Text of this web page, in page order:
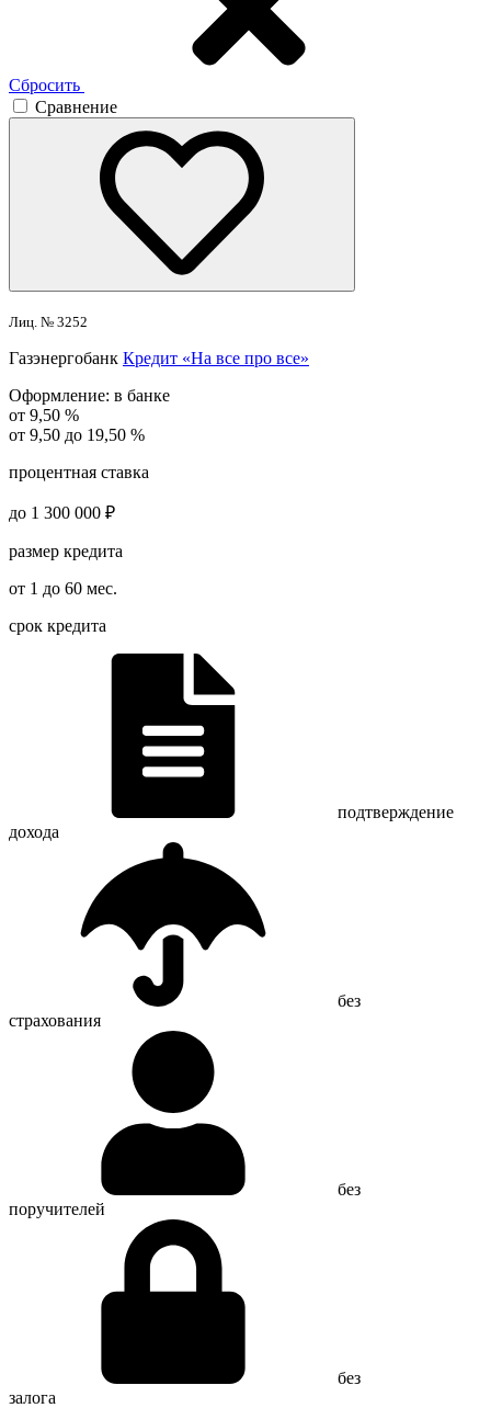
Сбросить
Сравнение
Лиц. № 3252
Газэнергобанк Кредит «На все про все»
Оформление: в банке
от 9,50 %
от 9,50 до 19,50 %
процентная ставка
до 1 300 000 ₽
размер кредита
от 1 до 60 мес.
срок кредита
подтверждение
дохода
без
страхования
без
поручителей
без
залога